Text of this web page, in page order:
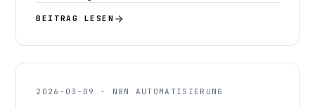
BEITRAG LESEN
2026-03-09 · N8N AUTOMATISIERUNG